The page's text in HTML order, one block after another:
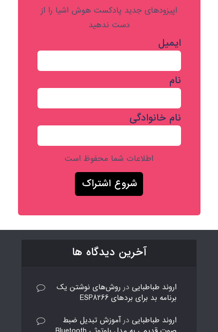
اپیزودهای جدید پادکست هوش اشیا را از
دست ندهید
ایمیل
نام
نام خانوادگی
اطلاعات شما محفوظ است
آخرین دیدگاه ها
اروند طباطبایی در روش‌های نوشتن یک
برنامه بد برای بردهای ESP8266
اروند طباطبایی درآموزش تبدیل ضبط